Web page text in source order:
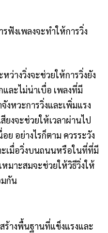
ว่างวิ่งจะช่วยให้การวิ่งยัง
ละไม่น่าเบื่อ เพลงที่มี
งหวะการวิ่งและเพิ่มแรง
งจะช่วยให้เวลาผ่านไป
อย่างไรก็ตาม ควรระวัง
ะเมื่อวิ่งบนถนนหรือในที่ที่มี
หมาะสมจะช่วยให้วิธีวิ่งให้
มกัน